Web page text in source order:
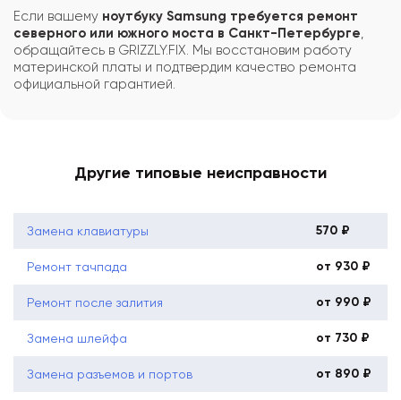
Если вашему ноутбуку Samsung требуется ремонт
северного или южного моста в Санкт-Петербурге
обращайтесь в GRIZZLY.FIX. Мы восстановим работу
материнской платы и подтвердим качество ремонта
официальной гарантией.
Другие типовые неисправности
Замена клавиатуры 570 ₽
Ремонт тачпада от 930 ₽
Ремонт после залития от 990 ₽
Замена шлейфа от 730 ₽
Замена разъемов и портов от 890 ₽